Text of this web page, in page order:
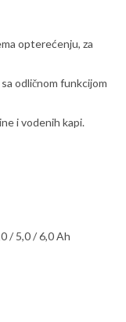
opterećenju, za
odličnom funkcijom
i vodenih kapi.
/ 5,0 / 6,0 Ah